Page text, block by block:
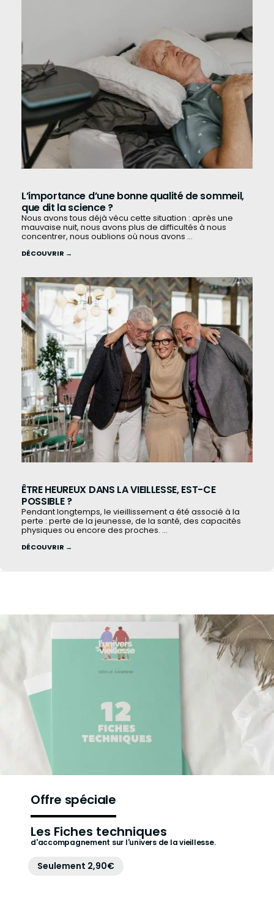
L’importance d’une bonne qualité de sommeil,
que dit la science ?
Nous avons tous déjà vécu cette situation : après une
mauvaise nuit, nous avons plus de difficultés à nous
concentrer, nous oublions où nous avons ...
DÉCOUVRIR →
ÊTRE HEUREUX DANS LA VIEILLESSE, EST-CE
POSSIBLE ?
Pendant longtemps, le vieillissement a été associé à la
perte : perte de la jeunesse, de la santé, des capacités
physiques ou encore des proches. ...
DÉCOUVRIR →
Offre spéciale
Les Fiches techniques
d'accompagnement sur l'univers de la vieillesse.
Seulement 2,90€